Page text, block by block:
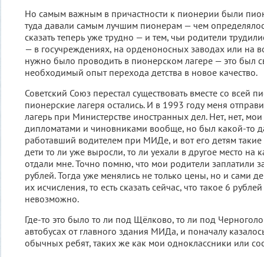
Но самым важным в причастности к пионерии были
туда давали самым лучшим пионерам — чем
сказать теперь уже трудно — и тем, чьи родители
— в госучреждениях, на орденоносных заводах или на
нужно было проводить в пионерском лагере — это был
необходимый опыт перехода детства в новое качество.
Советский Союз перестал существовать вместе со всей
пионерские лагеря остались. И в 1993 году меня
лагерь при Министерстве иностранных дел. Нет, нет,
дипломатами и чиновниками вообще, но был какой-то
работавший водителем при МИДе, и вот его детям такие
дети то ли уже выросли, то ли уехали в другое место на
отдали мне. Точно помню, что мои родители заплатили
рублей. Тогда уже менялись не только цены, но и сами
их исчисления, то есть сказать сейчас, что такое 6
невозможно.
Где-то это было то ли под Щёлково, то ли под
автобусах от главного здания МИДа, и поначалу
обычных ребят, таких же как мои одноклассники или